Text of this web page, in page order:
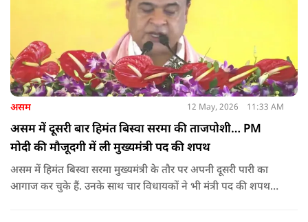
असम 12 May, 2026 11:33 AM
असम में दूसरी बार हिमंत बिस्वा सरमा की ताजपोशी… PM
मोदी की मौजूदगी में ली मुख्यमंत्री पद की शपथ
असम में हिमंत बिस्वा सरमा मुख्यमंत्री के तौर पर अपनी दूसरी पारी का
आगाज कर चुके हैं. उनके साथ चार विधायकों ने भी मंत्री पद की शपथ